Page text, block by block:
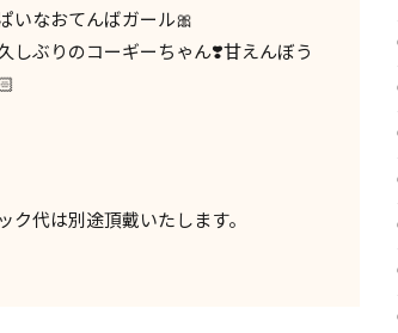
いなおてんばガール🎀
しぶりのコーギーちゃん❣️甘えんぼう
代は別途頂戴いたします。